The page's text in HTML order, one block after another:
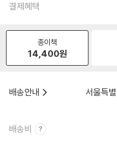
결제혜택
종이책
14,400원
배송안내
서울특
배송비